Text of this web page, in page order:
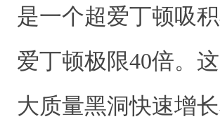
是一个超爱丁顿吸
爱丁顿极限40倍。
大质量黑洞快速增